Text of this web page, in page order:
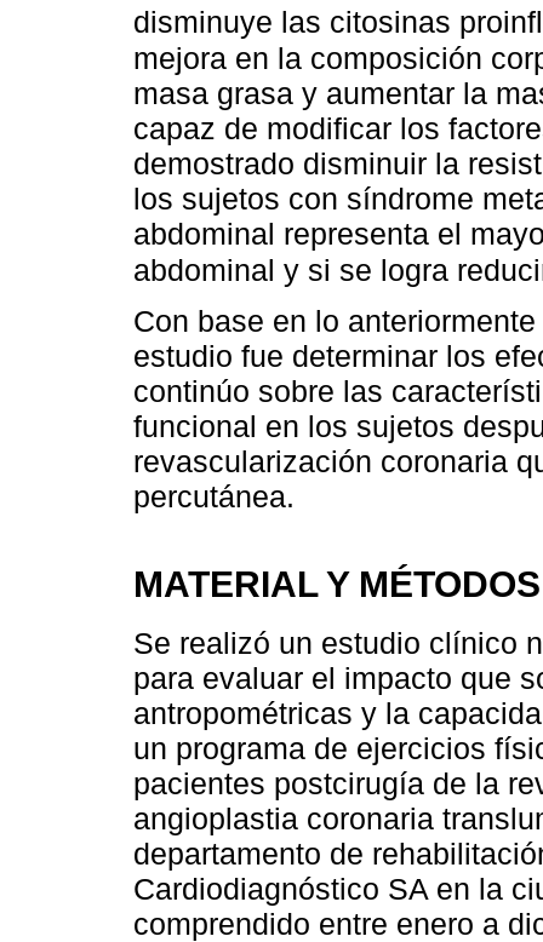
disminuye las citosinas
mejora en la composición
masa grasa y aumentar la
capaz de modificar los
demostrado disminuir la
los sujetos con síndrome
abdominal representa el
abdominal y si se logra
Con base en lo
estudio fue determinar los
continúo sobre las
funcional en los sujetos
revascularización coronaria
percutánea.
MATERIAL Y MÉTODOS
Se realizó un estudio clínico
para evaluar el impacto que
antropométricas y la
un programa de ejercicios
pacientes postcirugía de la
angioplastia coronaria
departamento de
Cardiodiagnóstico SA en la
comprendido entre enero a